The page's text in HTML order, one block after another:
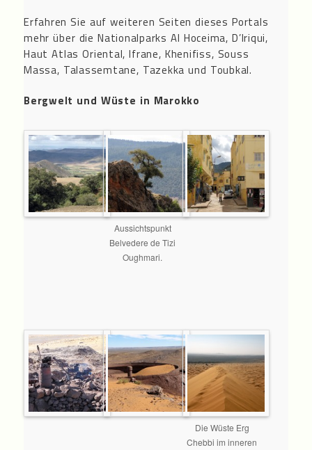
Erfahren Sie auf weiteren Seiten dieses Portals
mehr über die Nationalparks Al Hoceima, D’Iriqui,
Haut Atlas Oriental, Ifrane, Khenifiss, Souss
Massa, Talassemtane, Tazekka und Toubkal.
Bergwelt und Wüste in Marokko
Aussichtspunkt
Belvedere de Tizi
Oughmari.
Die Wüste Erg
Chebbi im inneren